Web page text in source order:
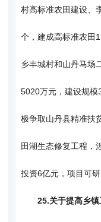
村高标准农田建设、
个，建成高标准农田
乡丰城村和山丹马场
5020万元，建设规模
极争取山丹县精准扶
田湖生态修复工程，
投资6亿元，项目可
25.关于提高乡镇